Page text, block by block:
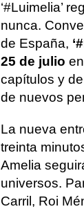
‘#Luimelia’
nunca.
de España,
25 de julio
capítulos y
de nuevos
La nueva
treinta
Amelia
universos.
Carril, Roi